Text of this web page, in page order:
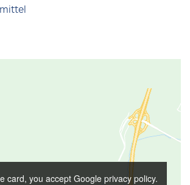
card, you accept Google privacy policy.